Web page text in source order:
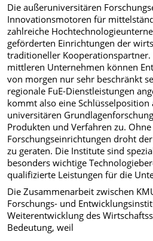
Die außeruniversitären
Innovationsmotoren für
zahlreiche
geförderten Einrichtungen der
traditioneller
mittleren Unternehmen können
von morgen nur sehr beschränkt
regionale FuE-Dienstleistungen
kommt also eine Schlüsselposition
universitären
Produkten und Verfahren zu.
Forschungseinrichtungen droht
zu geraten. Die Institute sind
besonders wichtige
qualifizierte Leistungen für die
Die Zusammenarbeit zwischen
Forschungs- und
Weiterentwicklung des
Bedeutung, weil